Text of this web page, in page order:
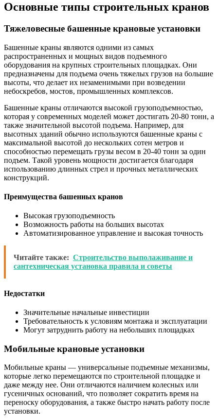
Основные типы строительных кранов
Тяжеловесные башенные крановые установки
Башенные краны являются одними из самых
распространенных и мощных видов подъемного
оборудования на крупных строительных площадках. Они
предназначены для подъема очень тяжелых грузов на большие
высоты, что делает их незаменимыми при возведении
небоскребов, мостов, промышленных комплексов.
Башенные краны отличаются высокой грузоподъемностью,
которая у современных моделей может достигать 20-80 тонн, а
также значительной высотой подъема. Например, для
высотных зданий обычно используются башенные краны с
максимальной высотой до нескольких сотен метров и
способностью перемещать грузы весом в 20-40 тонн за один
подъем. Такой уровень мощности достигается благодаря
использованию длинных стрел и прочных металлических
конструкций.
Преимущества башенных кранов
Высокая грузоподъемность
Возможность работы на больших высотах
Автоматизированное управление и высокая точность
Читайте также: Строительство выполаживание и
сантехническая установка правила и советы
Недостатки
Значительные начальные инвестиции
Требовательность к условиям монтажа и эксплуатации
Могут затруднить работу на небольших площадках
Мобильные крановые установки
Мобильные краны — универсальные подъемные механизмы,
которые легко перемещаются по строительной площадке и
даже между нее. Они отличаются наличием колесных или
гусеничных оснований, что позволяет сократить время на
переноску оборудования, а также быстро начать работу после
установки.